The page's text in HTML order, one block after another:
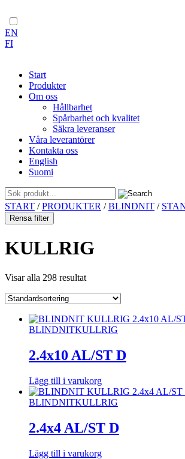
EN
FI
Start
Produkter
Om oss
Hållbarhet
Spårbarhet och kvalitet
Säkra leveranser
Våra leverantörer
Kontakta oss
English
Suomi
Skip
to
content
START /PRODUKTER /BLINDNIT /
Rensa filter
KULLRIG
Visar alla 298 resultat
BLINDNITKULLRIG
2.4x10 AL/ST D
Lägg till i varukorg
BLINDNITKULLRIG
2.4x4 AL/ST D
Lägg till i varukorg